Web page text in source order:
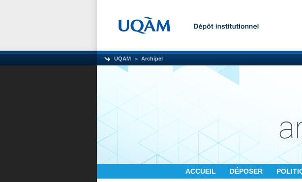
UQAM Archipel
ACCUEIL DÉPOSER